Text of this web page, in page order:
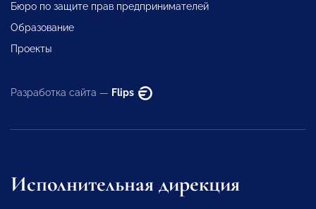
Бюро по защите прав предпринимателей
Образование
Проекты
Разработка сайта — Flips
Исполнительная дирекция